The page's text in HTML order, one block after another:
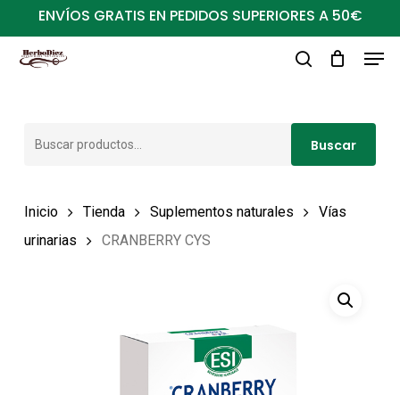
al
contenido
ENVÍOS GRATIS EN PEDIDOS SUPERIORES A 50€
Buscar
Inicio Tienda Suplementos naturales
Vías
urinarias
CRANBERRY CYS
Close